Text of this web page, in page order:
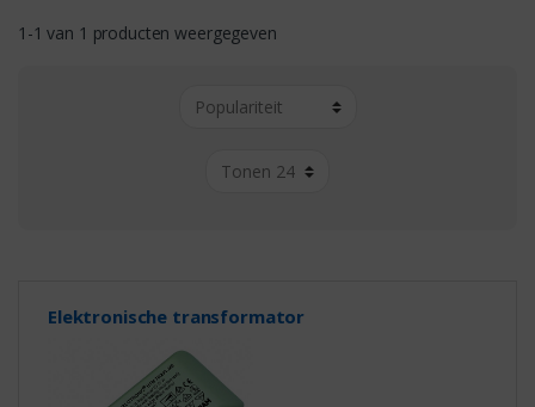
1-1 van 1 producten weergegeven
Elektronische transformator